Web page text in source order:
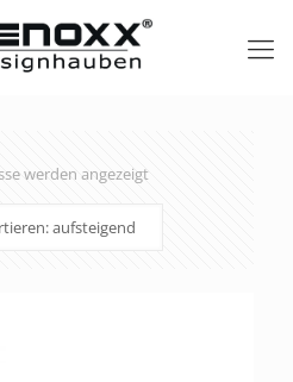
werden angezeigt